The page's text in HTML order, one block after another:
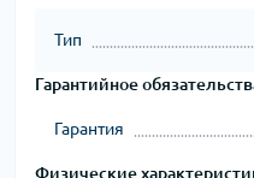
Тип
Гарантийное
Гарантия
Физические